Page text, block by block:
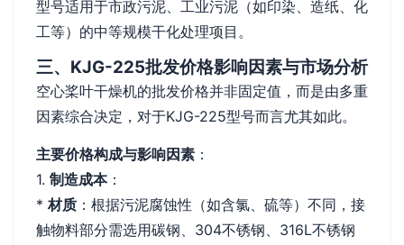
型号适用于市政污泥、工业污泥（如印染、造纸、化
工等）的中等规模干化处理项目。
三、KJG-225批发价格影响因素与市场分析
空心桨叶干燥机的批发价格并非固定值，而是由多重
因素综合决定，对于KJG-225型号而言尤其如此。
主要价格构成与影响因素 ：
1. 制造成本：
*材质 ：根据污泥腐蚀性（如含氯、硫等）不同，接
触物料部分需选用碳钢、304不锈钢、316L不锈钢